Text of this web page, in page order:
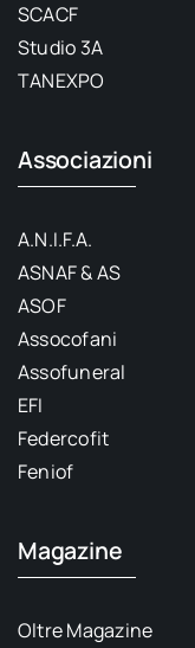
SCACF
Studio 3A
TANEXPO
Associazioni
A.N.I.F.A.
ASNAF & AS
ASOF
Assocofani
Assofuneral
EFI
Federcofit
Feniof
Magazine
Oltre Magazine